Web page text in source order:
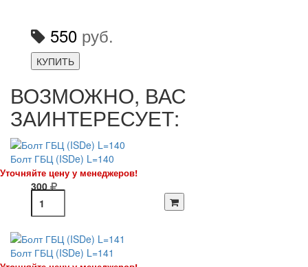
550 руб.
КУПИТЬ
ВОЗМОЖНО, ВАС
ЗАИНТЕРЕСУЕТ:
Болт ГБЦ (ISDe) L=140
Уточняйте цену у менеджеров!
300
Болт ГБЦ (ISDe) L=141